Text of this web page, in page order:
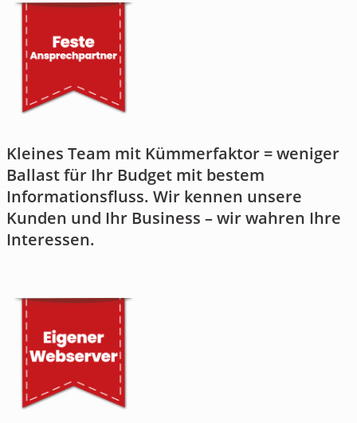
Kleines Team mit Kümmerfaktor = weniger
Ballast für Ihr Budget mit bestem
Informationsfluss. Wir kennen unsere
Kunden und Ihr Business – wir wahren Ihre
Interessen.